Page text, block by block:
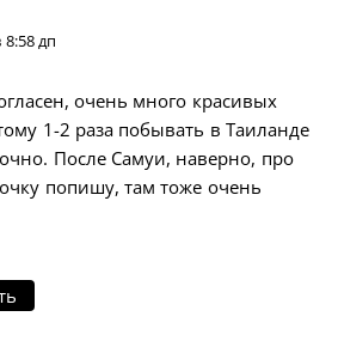
8:58 дп
очень много красивых
1-2 раза побывать в Таиланде
После Самуи, наверно, про
попишу, там тоже очень